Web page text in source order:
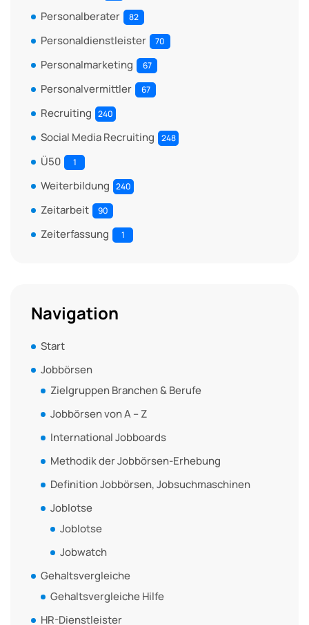
Personalberater 82
Personaldienstleister 70
Personalmarketing 67
Personalvermittler 67
Recruiting 240
Social Media Recruiting 248
Ü50 1
Weiterbildung 240
Zeitarbeit 90
Zeiterfassung 1
Navigation
Start
Jobbörsen
Zielgruppen Branchen & Berufe
Jobbörsen von A – Z
International Jobboards
Methodik der Jobbörsen-Erhebung
Definition Jobbörsen, Jobsuchmaschinen
Joblotse
Joblotse
Jobwatch
Gehaltsvergleiche
Gehaltsvergleiche Hilfe
HR-Dienstleister